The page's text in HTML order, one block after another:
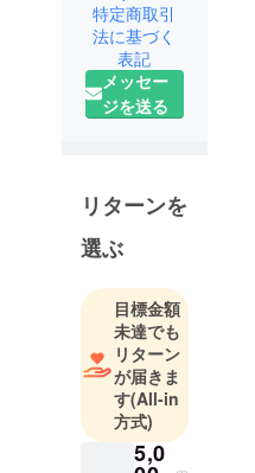
ク)
アーティス
トである近
藤佳那子と
古畑大気が
カフェス
ペース及び
ユニット。
瀬戸市にて
同スペース
を運営しな
がら様々な
アートイベ
ントやプロ
ジェクトに
特定商取引
法に基づく
表記
メッセー
ジを送る
リターンを
選ぶ
目標金額
未達でも
リターン
が届きま
す(All-in
方式)
5,0